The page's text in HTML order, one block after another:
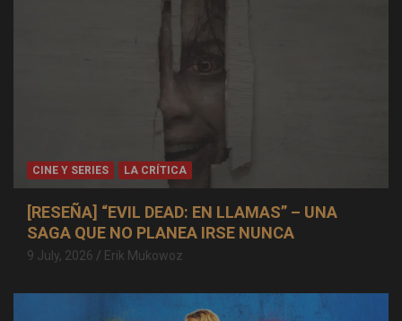
CINE Y SERIES LA CRÍTICA
[RESEÑA] “EVIL DEAD: EN LLAMAS” – UNA
SAGA QUE NO PLANEA IRSE NUNCA
9 July, 2026 Erik Mukowoz